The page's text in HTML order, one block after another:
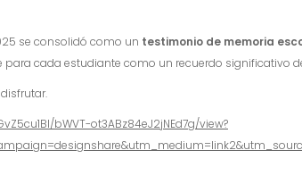
se consolidó como un testimonio de memoria
para cada estudiante como un recuerdo significativo
bWVT-ot3ABz84eJ2jNEd7g/view?